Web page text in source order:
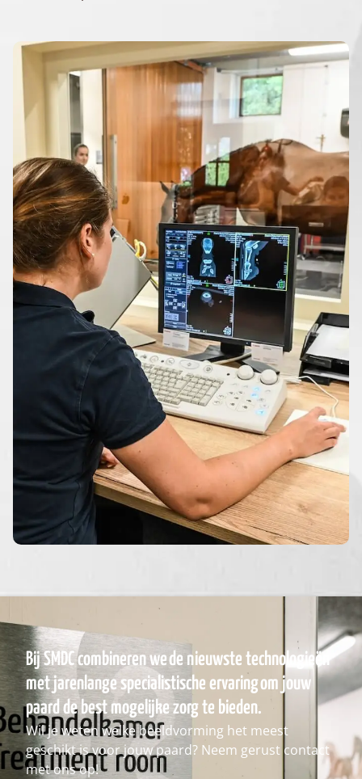
Bij SMDC combineren we de nieuwste technologieën
met jarenlange specialistische ervaring om jouw
paard de best mogelijke zorg te bieden.
Wil je weten welke beeldvorming het meest
geschikt is voor jouw paard? Neem gerust contact
met ons op!